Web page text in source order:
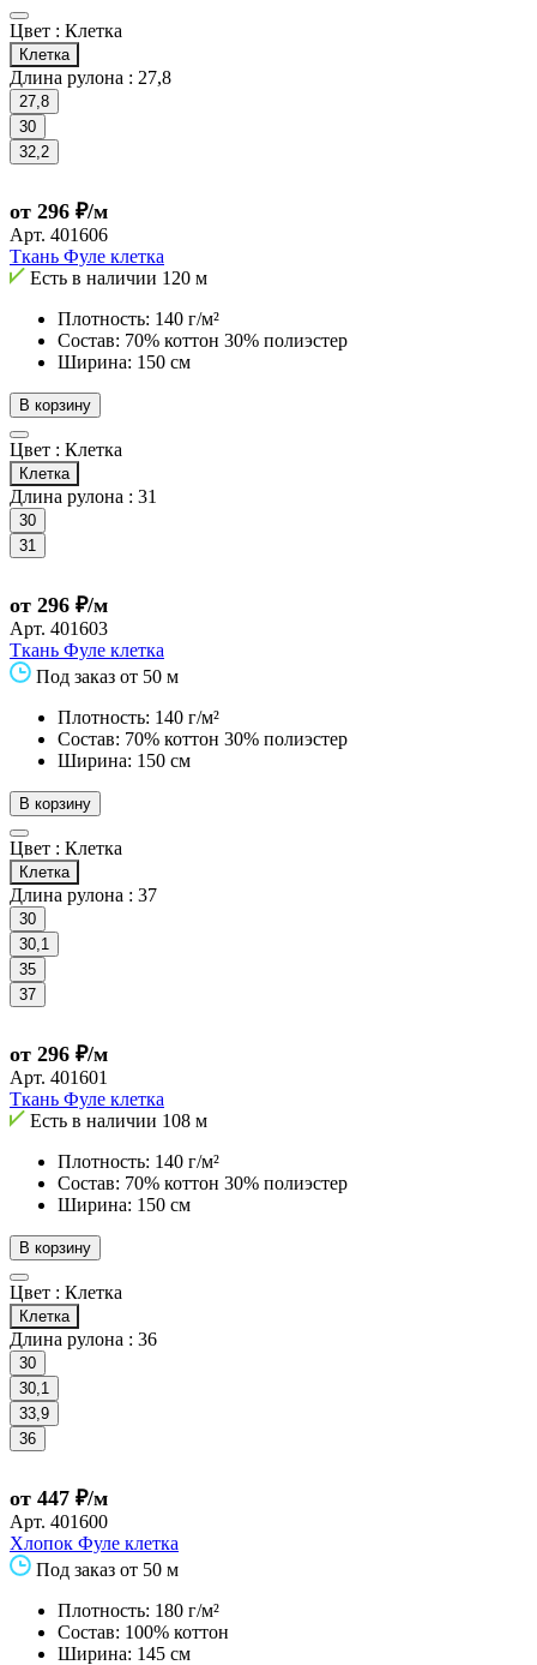
Цвет : Клетка
Клетка
Длина рулона : 27,8
27,8
30
32,2
от 296 ₽/м
Арт. 401606
Ткань Фуле клетка
Есть в наличии 120 м
Плотность: 140 г/м²
Состав: 70% коттон 30% полиэстер
Ширина: 150 см
В корзину
Цвет : Клетка
Клетка
Длина рулона : 31
30
31
от 296 ₽/м
Арт. 401603
Ткань Фуле клетка
Под заказ от 50 м
Плотность: 140 г/м²
Состав: 70% коттон 30% полиэстер
Ширина: 150 см
В корзину
Цвет : Клетка
Клетка
Длина рулона : 37
30
30,1
35
37
от 296 ₽/м
Арт. 401601
Ткань Фуле клетка
Есть в наличии 108 м
Плотность: 140 г/м²
Состав: 70% коттон 30% полиэстер
Ширина: 150 см
В корзину
Цвет : Клетка
Клетка
Длина рулона : 36
30
30,1
33,9
36
от 447 ₽/м
Арт. 401600
Хлопок Фуле клетка
Под заказ от 50 м
Плотность: 180 г/м²
Состав: 100% коттон
Ширина: 145 см